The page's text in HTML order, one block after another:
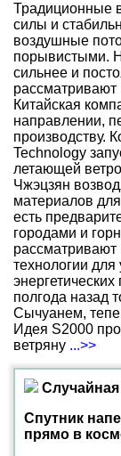
Традиционные
силы и
воздушные
порывистыми.
сильнее и
рассматривают
Китайская
направлении,
производству.
Technology
летающей
Чжэцзян
материалов
есть
городами и
рассматривают
технологии
полгода назад
Сычуанем,
Идея S2000
ветряну ...>>
Спутник
прямо в